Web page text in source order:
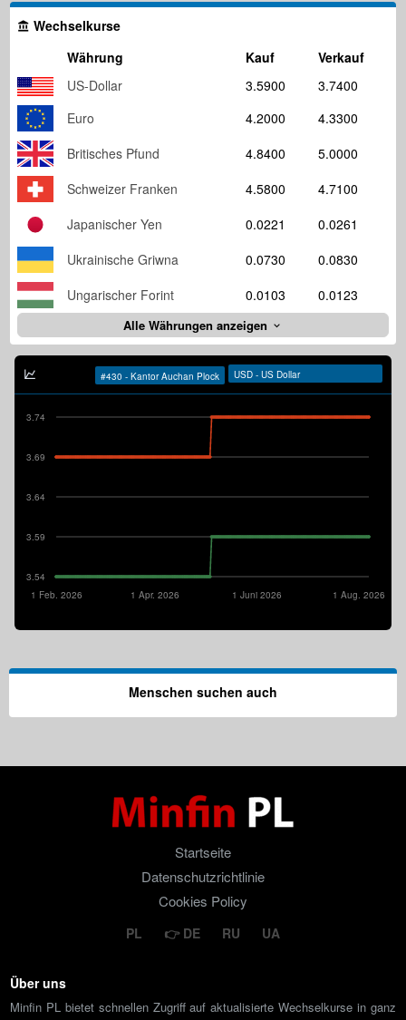
Wechselkurse
Währung
Kauf
Verkauf
US-Dollar
3.5900
3.7400
Euro
4.2000
4.3300
Britisches Pfund
4.8400
5.0000
Schweizer Franken
4.5800
4.7100
Japanischer Yen
0.0221
0.0261
Ukrainische Griwna
0.0730
0.0830
Ungarischer Forint
0.0103 0.0123
Alle Währungen anzeigen
3.54
3.59
3.64
3.69
3.74
1 Aug. 2026
1 Juni 2026
1 Apr. 2026
1 Feb. 2026
Menschen suchen auch
Startseite
Datenschutzrichtlinie
Cookies Policy
PL DE RU UA
Über uns
Minfin PL bietet schnellen Zugriff auf aktualisierte Wechselkurse in ganz